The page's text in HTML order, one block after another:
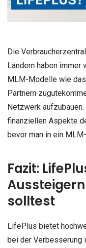
Die
Ländern haben immer
MLM-Modelle wie
Partnern
Netzwerk
finanziellen Aspekte
bevor man in ein
Fazit:
solltest
LifePlus bietet
bei der Verbesserung